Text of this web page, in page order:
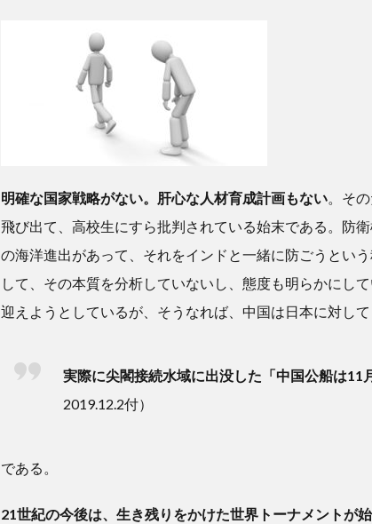
明確な国家戦略がない。肝心な人材育成計画もない 。そ
飛び出て、高校生にすら批判されている始末である。防
の海洋進出があって、それをインドと一緒に防ごうとい
して、その本質を分析していないし、態度も明らかにし
迎えようとしているが、そうなれば、中国は日本に対し
実際に尖閣接続水域に出没した「中国公船は11
2019.12.2付）
である。
21世紀の今後は、生き残りをかけた世界トーナメントが